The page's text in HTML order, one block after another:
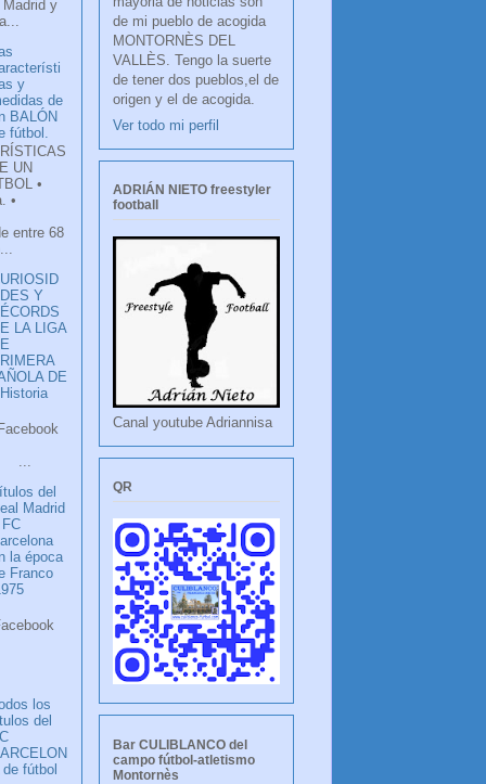
Madrid y
y
de
BALÓN
fútbol.
UN
•
•
entre 68
Y
LA LIGA
DE
del
Madrid
la época
Franco
los
del
de fútbol
de mi pueblo de acogida
MONTORNÈS DEL
VALLÈS. Tengo la suerte
de tener dos pueblos,el de
origen y el de acogida.
Ver todo mi perfil
ADRIÁN NIETO freestyler
football
Canal youtube Adriannisa
QR
Bar CULIBLANCO del
campo fútbol-atletismo
Montornès